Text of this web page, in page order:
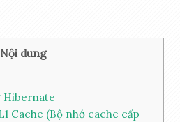
Nội dung
Hibernate
Cache (Bộ nhớ cache cấp